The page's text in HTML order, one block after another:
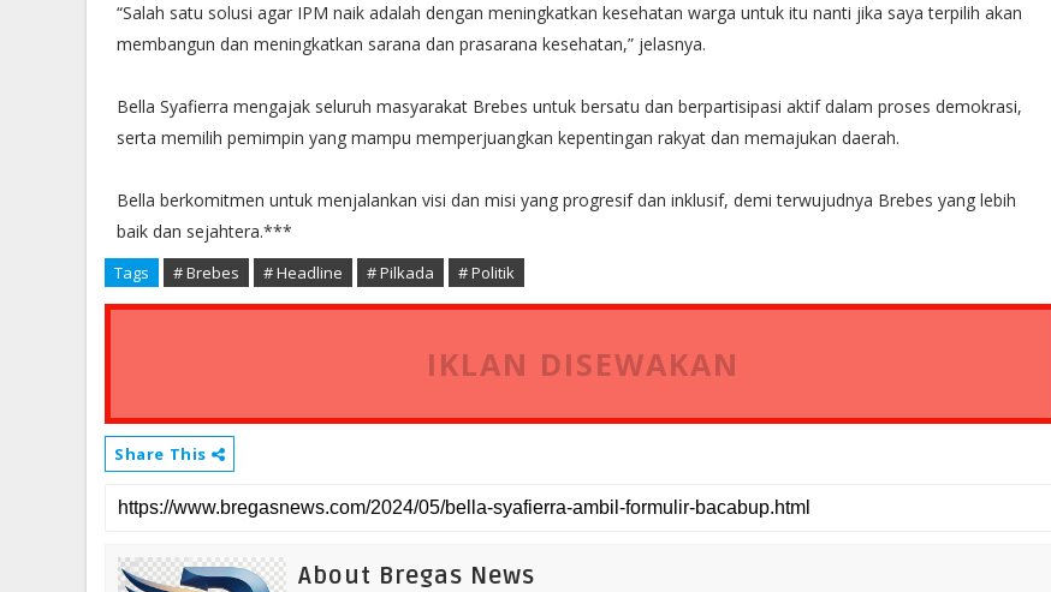
“Salah satu solusi agar IPM naik adalah dengan meningkatkan kesehatan warga untuk itu nanti jika saya terpilih akan
membangun dan meningkatkan sarana dan prasarana kesehatan,” jelasnya.
Bella Syafierra mengajak seluruh masyarakat Brebes untuk bersatu dan berpartisipasi aktif dalam proses demokrasi,
serta memilih pemimpin yang mampu memperjuangkan kepentingan rakyat dan memajukan daerah.
Bella berkomitmen untuk menjalankan visi dan misi yang progresif dan inklusif, demi terwujudnya Brebes yang lebih
baik dan sejahtera.***
Tags # Brebes # Headline # Pilkada # Politik
IKLAN DISEWAKAN
Share This
About Bregas News